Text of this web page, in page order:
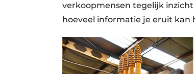
verkoopmensen tegelijk
hoeveel informatie je eruit kan